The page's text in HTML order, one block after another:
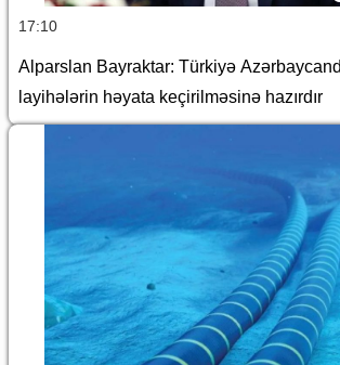
17:10
Alparslan Bayraktar: Türkiyə
layihələrin həyata keçirilməsinə hazırdır